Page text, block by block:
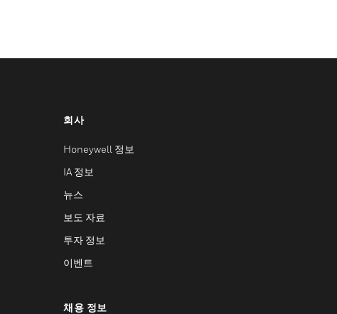
회사
Honeywell 정보
IA 정보
뉴스
보도 자료
투자 정보
이벤트
채용 정보